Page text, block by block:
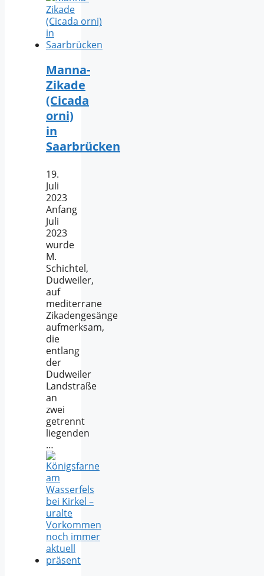
Manna-
Zikade
(Cicada
orni)
in
Saarbrücken
19.
Juli
2023
Anfang
Juli
2023
wurde
M.
Schichtel,
Dudweiler,
auf
mediterrane
Zikadengesänge
aufmerksam,
die
entlang
der
Dudweiler
Landstraße
an
zwei
getrennt
liegenden
…